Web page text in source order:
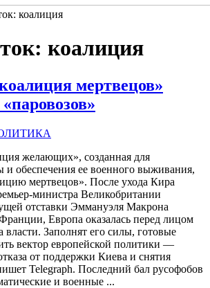
коалиция
коалиция
мертвецов»
желающих», созданная для
обеспечения ее военного выживания,
мертвецов». После ухода Кира
министра Великобритании
отставки Эммануэля Макрона
Европа оказалась перед лицом
власти. Заполнят его силы, готовые
вектор европейской политики —
от поддержки Киева и снятия
Telegraph. Последний бал русофобов
и военные ...